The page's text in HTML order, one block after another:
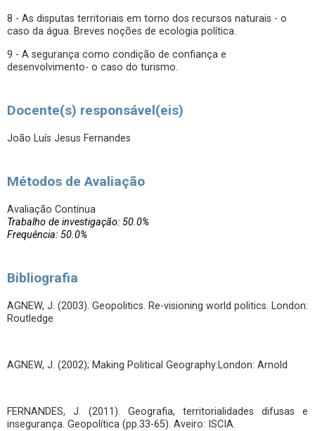
8 - As disputas territoriais em torno dos recursos naturais - o
caso da água. Breves noções de ecologia política.
9 - A segurança como condição de confiança e
desenvolvimento- o caso do turismo.
Docente(s) responsável(eis)
João Luís Jesus Fernandes
Métodos de Avaliação
Avaliação Contínua
Trabalho de investigação: 50.0%
Frequência: 50.0%
Bibliografia
AGNEW, J. (2003). Geopolitics. Re-visioning world politics. London:
Routledge
AGNEW, J. (2002); Making Political Geography:London: Arnold
FERNANDES, J. (2011). Geografia, territorialidades difusas e
insegurança. Geopolítica (pp.33-65). Aveiro: ISCIA.